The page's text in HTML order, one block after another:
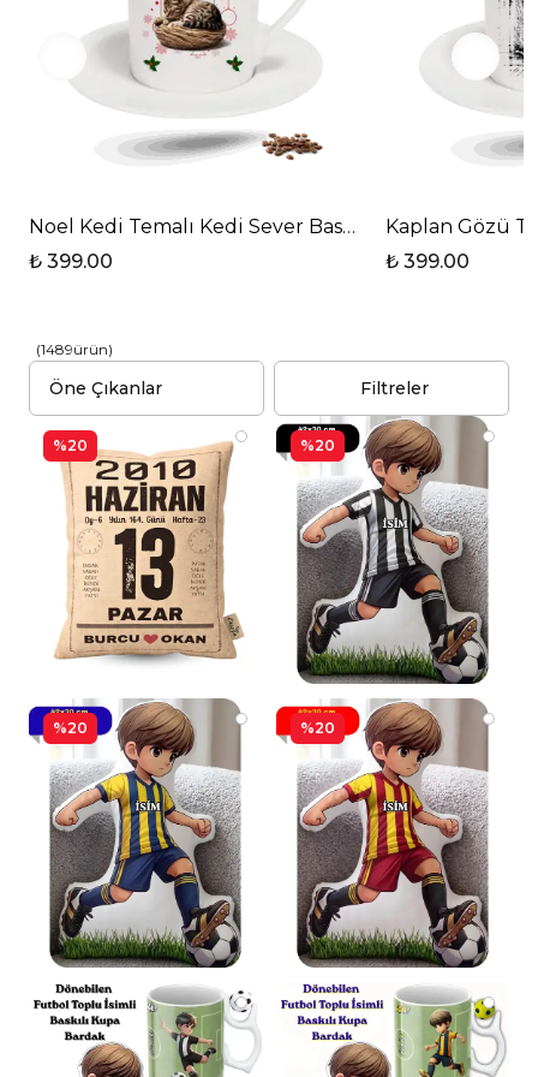
Noel Kedi Temalı Kedi Sever Baskılı Porselen Türk
₺ 399.00
Kaplan Gözü
₺ 399.00
(1489ürün)
Filtreler
%20 %20
%20 %20